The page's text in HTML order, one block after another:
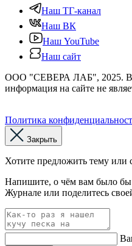
Наш ТГ-канал
Наш ВК
Наш YouTube
Наш сайт
ООО "СЕВЕРА ЛАБ", 2025.
информация на сайте не
Политика
Закрыть
Хотите предложить тему или
Напишите, о чём вам было бы
Журнале или поделитесь